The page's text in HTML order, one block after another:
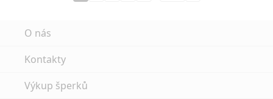
O nás
Kontakty
Výkup šperků